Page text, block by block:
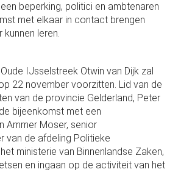
beperking, politici en ambtenaren
met elkaar in contact brengen
leren.
IJsselstreek Otwin van Dijk zal
22 november voorzitten. Lid van de
van de provincie Gelderland, Peter
bijeenkomst met een
Ammer Moser, senior
van de afdeling Politieke
ministerie van Binnenlandse Zaken,
en ingaan op de activiteit van het